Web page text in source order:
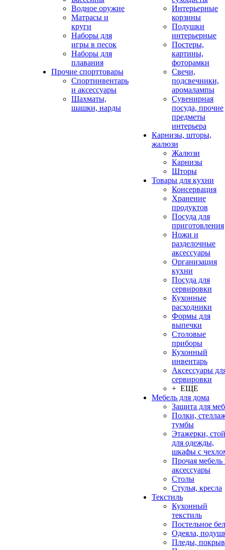
Водное оружие
Матрасы и
круги
Наборы для
игры в песок
Наборы для
плавания
Прочие спорттовары
Спортинвентарь
и аксессуары
Шахматы,
шашки, нарды
Интерьерные
корзины
Подушки
интерьерные
Постеры,
картины,
фоторамки
Свечи,
подсвечники,
аромалампы
Сувенирная
посуда, прочие
предметы
интерьера
Карнизы, шторы,
жалюзи
Жалюзи
Карнизы
Шторы
Товары для кухни
Консервация
Хранение
продуктов
Посуда для
приготовления
Ножи и
разделочные
аксессуары
Организация
кухни
Посуда для
сервировки
Кухонные
расходники
Формы для
выпечки
Столовые
приборы
Кухонный
инвентарь
Аксессуары
сервировки
+ ЕЩЕ
Мебель для дома
Защита для
Полки,
тумбы
Этажерки,
для одежды,
шкафы с
Прочая мебель
аксессуары
Столы
Стулья, кресла
Текстиль
Кухонный
текстиль
Постельное
Одеяла,
Пледы,